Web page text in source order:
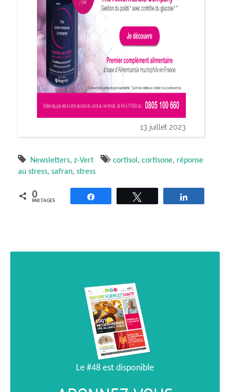
13 juillet 2023
Newsletters, z-Vert cortisol , cortisone, réponse
au stress, safran, stress
0
PARTAGES
Le #48 est disponible